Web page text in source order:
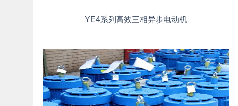
YE4系列高效三相异步电动机